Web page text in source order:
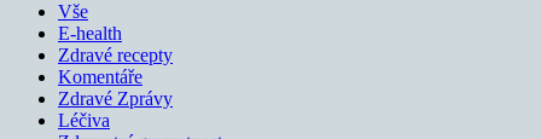
Vše
E-health
Zdravé recepty
Komentáře
Zdravé Zprávy
Léčiva